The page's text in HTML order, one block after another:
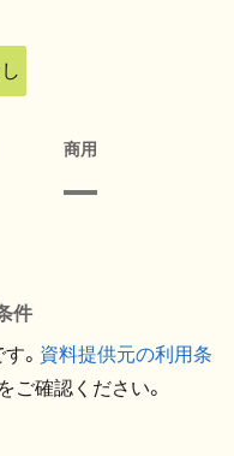
商用
件
。 資料提供元の利用条
ご確認ください。